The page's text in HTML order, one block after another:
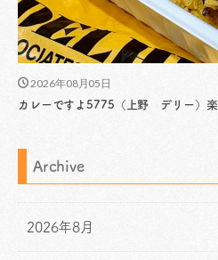
2026年08月05日
カレーですよ5775（上野 デリー）楽
Archive
2026年8月